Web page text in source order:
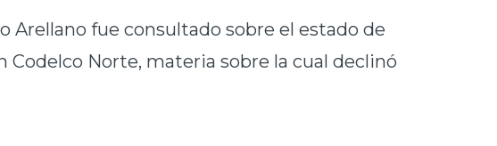
Arellano fue consultado sobre el estado de
Codelco Norte, materia sobre la cual declinó